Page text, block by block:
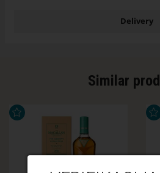
Delivery
Similar